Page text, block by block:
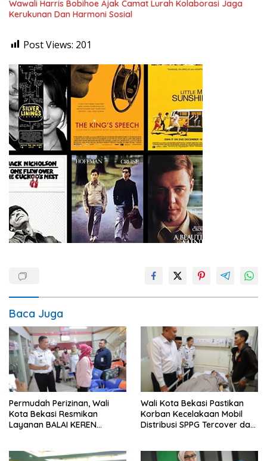
Wawali Harris Bobihoe Ajak Camat Lurah Kolaborasi Jaga
Kerukunan Dan Harmoni Sosial
Post Views: 201
Baca Juga
Permudah Perizinan, Wali
Kota Bekasi Resmikan
Layanan BALAI KEREN
Wali Kota Bekasi Pastikan
Korban Kecelakaan Mobil
Distribusi SPPG Tercover dan